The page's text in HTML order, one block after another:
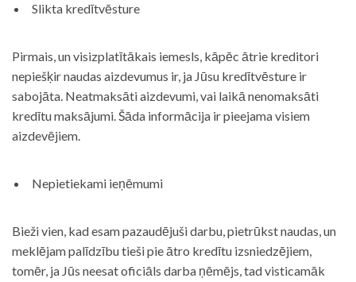
Slikta kredītvēsture
Pirmais, un visizplatītākais iemesls, kāpēc ātrie kreditori
nepiešķir naudas aizdevumus ir, ja Jūsu kredītvēsture ir
sabojāta. Neatmaksāti aizdevumi, vai laikā nenomaksāti
kredītu maksājumi. Šāda informācija ir pieejama visiem
aizdevējiem.
Nepietiekami ieņēmumi
Bieži vien, kad esam pazaudējuši darbu, pietrūkst naudas, un
meklējam palīdzību tieši pie ātro kredītu izsniedzējiem,
tomēr, ja Jūs neesat oficiāls darba ņēmējs, tad visticamāk